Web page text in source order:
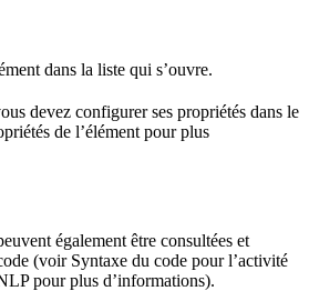
dans la liste qui s’ouvre.
devez configurer ses propriétés dans le
de l’élément pour plus
également être consultées et
(voir Syntaxe du code pour l’activité
pour plus d’informations).